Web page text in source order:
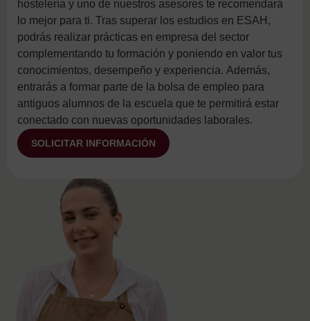
hostelería y uno de nuestros asesores te recomendará
lo mejor para ti. Tras superar los estudios en ESAH,
podrás realizar prácticas en empresa del sector
complementando tu formación y poniendo en valor tus
conocimientos, desempeño y experiencia. Además,
entrarás a formar parte de la bolsa de empleo para
antiguos alumnos de la escuela que te permitirá estar
conectado con nuevas oportunidades laborales.
SOLICITAR INFORMACIÓN